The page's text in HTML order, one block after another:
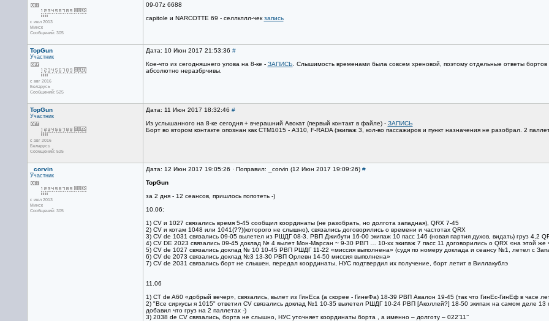
с июл 2013
Минск
Сообщений: 305
09-07z 6688
capitole и NARCOTTE 69 - селлкллл-чек запись
TopGun
Участник
с авг 2016
Беларусь
Сообщений: 525
Дата: 10 Июн 2017 21:53:36 #
Кое-что из сегодняшнего улова на 8-ке - ЗАПИСЬ . Слышимость временами была совсем хреновой, поэтому отдельные ответы
абсолютно неразбрчивы.
TopGun
Участник
с авг 2016
Беларусь
Сообщений: 525
Дата: 11 Июн 2017 18:32:46 #
Из услышанного на 8-ке сегодня + вчерашний Авокат (первый контакт в файле) - ЗАПИСЬ
Борт во втором контакте опознан как СТМ1015 - А310, F-RADA (экипаж 3, кол-во пассажиров и пункт назначения не разобрал. 2
_corvin
Участник
с июл 2013
Минск
Сообщений: 305
Дата: 12 Июн 2017 19:05:26 · Поправил: _corvin (12 Июн 2017 19:09:26) #
TopGun
за 2 дня - 12 сеансов, пришлось попотеть -)
10.06:
1) CV и 1027 связались время 5-45 сообщил координаты (не разобрать, но долгота западная), QRX 7-45
2) CV и котам 1048 или 1041(??)(которого не слышно), связались договорились о времени и частотах QRX
3) CV de 1031 связались 09-05 вылетел из РШДГ 08-3. РВП Джибути 16-00 экипаж 10 пасс 146 (новая партия духов, видать) груз 4,2
4) CV DE 2023 связались 09-45 доклад № 4 вылет Мон-Марсан ~ 9-30 РВП … 10-xx экипаж 7 пасс 11 договорились о QRX «на этой же
5) CV de 1027 связались доклад № 10 10-45 РВП РШДГ 11-22 «миссия выполнена» (судя по номеру доклада и сеансу №1, летел с
6) CV de 2073 связались доклад №3 13-30 РВП Орлевн 14-50 миссия выполнена»
7) CV de 2031 связались борт не слышен, передал координаты, НУС подтвердил их получение, борт летит в Виллакублэ
11.06
1) СТ de A60 «добрый вечер», связались, вылет из ГинЕса (а скорее - ГинеФа) 18-39 РВП Авалон 19-45 (так что ГинЕс-ГинЕф в часе
2) "Все сиркусы я 1015" ответил CV связались доклад №1 10-35 вылетел РШДГ 10-24 РВП [Аколлей?] 18-50 экипаж на самом деле 13
добавил что груз на 2 паллетах -)
3) 2038 de CV связались, борта не слышно, НУС уточняет координаты борта , а именно – долготу – 022’11’’